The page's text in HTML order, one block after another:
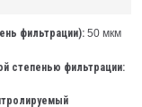
фильтрации): 50 мкм
степенью фильтрации: